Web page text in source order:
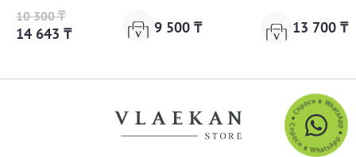
10 300 ₸
14 643 ₸ 9 500 ₸ 13 700 ₸